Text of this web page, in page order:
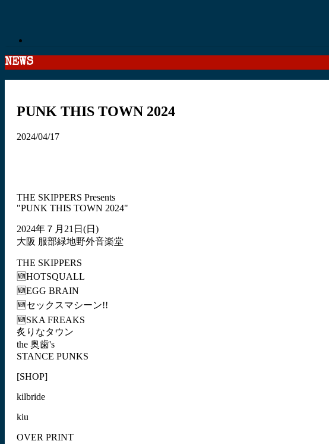
NEWS
PUNK THIS TOWN 2024
2024/04/17
THE SKIPPERS Presents
"PUNK THIS TOWN 2024"
2024年７月21日(日)
大阪 服部緑地野外音楽堂
THE SKIPPERS
🆕HOTSQUALL
🆕EGG BRAIN
🆕セックスマシーン!!
🆕SKA FREAKS
炙りなタウン
the 奥歯's
STANCE PUNKS
[SHOP]
kilbride
kiu
OVER PRINT